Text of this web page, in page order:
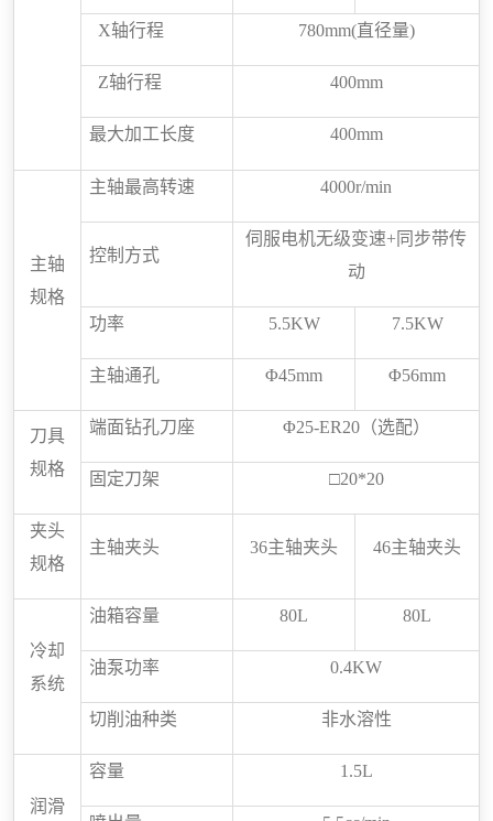
X轴行程 780mm(直径量)
Z轴行程 400mm
最大加工长度 400mm
主轴
规格
主轴最高转速 4000r/min
控制方式
伺服电机无级变速+ 同步带传
动
功率 5.5KW 7.5KW
主轴通孔 Φ45mm Φ56mm
刀具
规格
端面钻孔刀座 Φ25-ER20（选配）
固定刀架 □20*20
夹头
规格
主轴夹头 36主轴夹头 46主轴夹头
冷却
系统
油箱容量 80L 80L
油泵功率 0.4KW
切削油种类 非水溶性
润滑
容量 1.5L